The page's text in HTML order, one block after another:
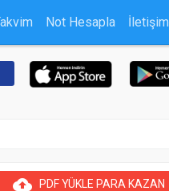
Not Hesapla İletişim
cloud_uploadPDF YÜKLE PARA KAZAN